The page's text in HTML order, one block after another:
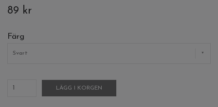
89 kr
Färg
Svart
LÄGG I KORGEN